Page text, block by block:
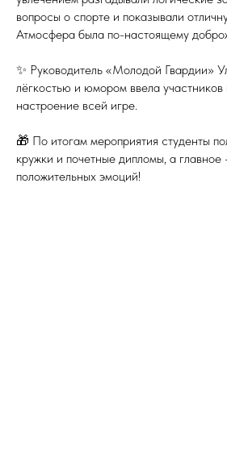
вопросы о спорте и показывали
Атмосфера была по-настоящему
✨ Руководитель «Молодой Гвардии»
лёгкостью и юмором ввела
настроение всей игре.
🎁 По итогам мероприятия студенты
кружки и почетные дипломы, а
положительных эмоций!